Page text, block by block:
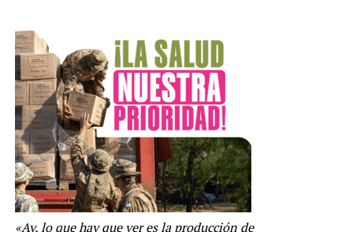
«Ay, lo que hay que ver es la producción de